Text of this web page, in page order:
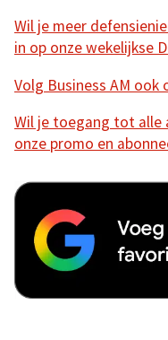
Wil je meer
in op onze wekelijkse
Volg Business AM ook
Wil je toegang tot alle
onze promo en